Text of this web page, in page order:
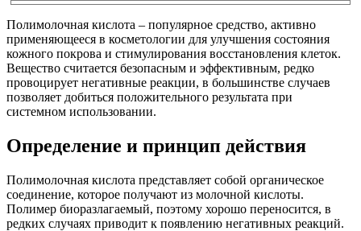
Полимолочная кислота – популярное средство, активно
применяющееся в косметологии для улучшения состояния
кожного покрова и стимулирования восстановления клеток.
Вещество считается безопасным и эффективным, редко
провоцирует негативные реакции, в большинстве случаев
позволяет добиться положительного результата при
системном использовании.
Определение и принцип действия
Полимолочная кислота представляет собой органическое
соединение, которое получают из молочной кислоты.
Полимер биоразлагаемый, поэтому хорошо переносится, в
редких случаях приводит к появлению негативных реакций.